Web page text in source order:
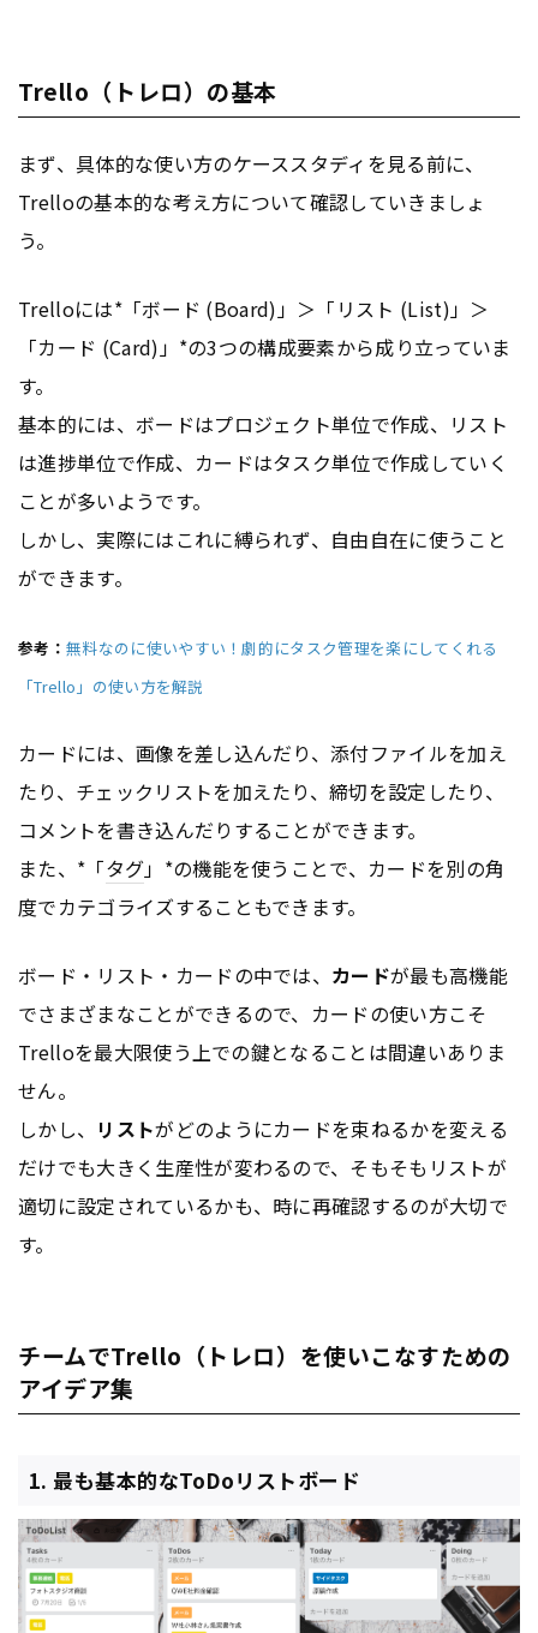
Trello（トレロ）の基本
まず、具体的な使い方のケーススタディを見る前に、
Trelloの基本的な考え方について確認していきましょ
う。
Trelloには*「ボード (Board)」＞「リスト (List)」＞
「カード (Card)」*の3つの構成要素から成り立っていま
す。
基本的には、ボードはプロジェクト単位で作成、リスト
は進捗単位で作成、カードはタスク単位で作成していく
ことが多いようです。
しかし、実際にはこれに縛られず、自由自在に使うこと
ができます。
参考： 無料なのに使いやすい！劇的にタスク管理を楽にしてくれる
「Trello」の使い方を解説
カードには、画像を差し込んだり、添付ファイルを加え
たり、チェックリストを加えたり、締切を設定したり、
コメントを書き込んだりすることができます。
また、*「タグ」*の機能を使うことで、カードを別の角
度でカテゴライズすることもできます。
ボード・リスト・カードの中では、 カードが最も高機能
でさまざまなことができるので、カードの使い方こそ
Trelloを最大限使う上での鍵となることは間違いありま
せん。
しかし、 リストがどのようにカードを束ねるかを変える
だけでも大きく生産性が変わるので、そもそもリストが
適切に設定されているかも、時に再確認するのが大切で
す。
チームでTrello（トレロ）を使いこなすための
アイデア集
1. 最も基本的なToDoリストボード